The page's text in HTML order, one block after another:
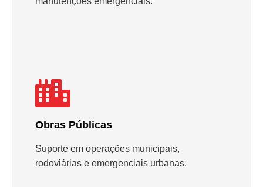
Obras Públicas
Suporte em operações municipais,
rodoviárias e emergenciais urbanas.